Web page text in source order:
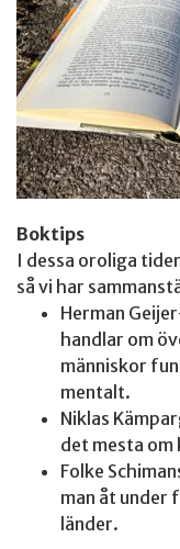
Boktips
I dessa oroliga
så vi har
Herman
handlar om
människor
mentalt.
Niklas
det mesta
Folke
man åt under
länder.